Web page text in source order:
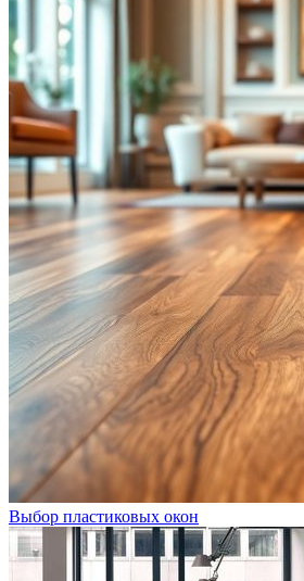
Выбор пластиковых окон